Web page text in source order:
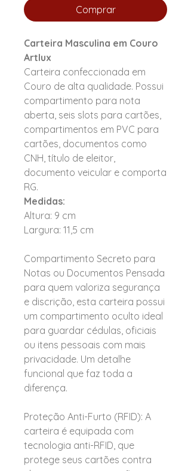
Comprar
Carteira Masculina em Couro
Artlux
Carteira confeccionada em
Couro de alta qualidade. Possui
compartimento para nota
aberta, seis slots para cartões,
compartimentos em PVC para
cartões, documentos como
CNH, título de eleitor,
documento veicular e comporta
RG.
Medidas:
Altura: 9 cm
Largura: 11,5 cm
Compartimento Secreto para
Notas ou Documentos Pensada
para quem valoriza segurança
e discrição, esta carteira possui
um compartimento oculto ideal
para guardar cédulas, oficiais
ou itens pessoais com mais
privacidade. Um detalhe
funcional que faz toda a
diferença.
Proteção Anti-Furto (RFID): A
carteira é equipada com
tecnologia anti-RFID, que
protege seus cartões contra